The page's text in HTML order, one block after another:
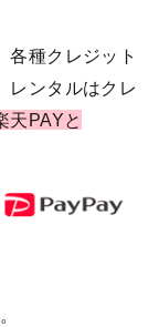
各種クレジット
レンタルはクレ
天PAYと